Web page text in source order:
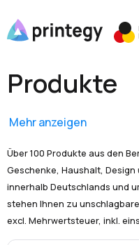
Produkte
Mehr anzeigen
Über 100 Produkte aus den
Geschenke, Haushalt, Design
innerhalb Deutschlands und
stehen Ihnen zu
excl. Mehrwertsteuer, inkl.